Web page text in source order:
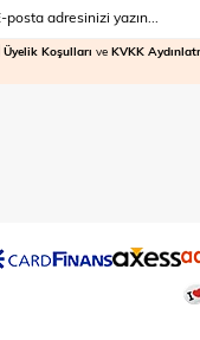
Üyelik Koşulları ve KVKK